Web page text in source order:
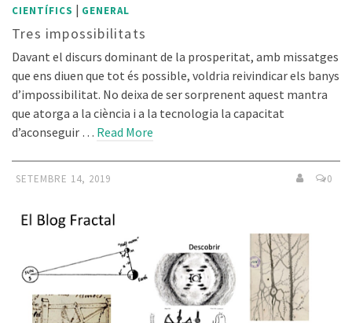
CIENTÍFICS | GENERAL
Tres impossibilitats
Davant el discurs dominant de la prosperitat, amb missatges
que ens diuen que tot és possible, voldria reivindicar els banys
d’impossibilitat. No deixa de ser sorprenent aquest mantra
que atorga a la ciència i a la tecnologia la capacitat
d’aconseguir … Read More
SETEMBRE 14, 2019 0